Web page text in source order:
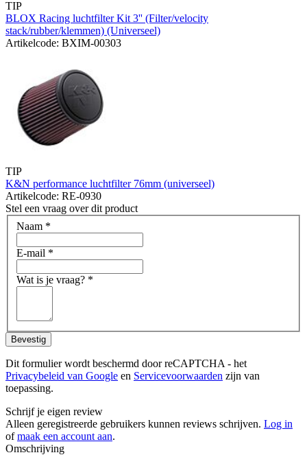
TIP
BLOX Racing luchtfilter Kit 3'' (Filter/velocity
stack/rubber/klemmen) (Universeel)
Artikelcode: BXIM-00303
TIP
K&N performance luchtfilter 76mm (universeel)
Artikelcode: RE-0930
Stel een vraag over dit product
Naam *
E-mail *
Wat is je vraag? *
Bevestig
Dit formulier wordt beschermd door reCAPTCHA - het
Privacybeleid van Google en Servicevoorwaarden zijn van
toepassing.
Schrijf je eigen review
Alleen geregistreerde gebruikers kunnen reviews schrijven. Log in
ofmaak een account aan.
Omschrijving